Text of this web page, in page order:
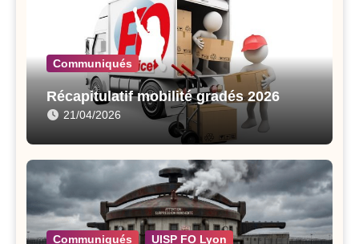
Communiqués
Récapitulatif mobilité gradés 2026
21/04/2026
Communiqués UISP FO Lyon